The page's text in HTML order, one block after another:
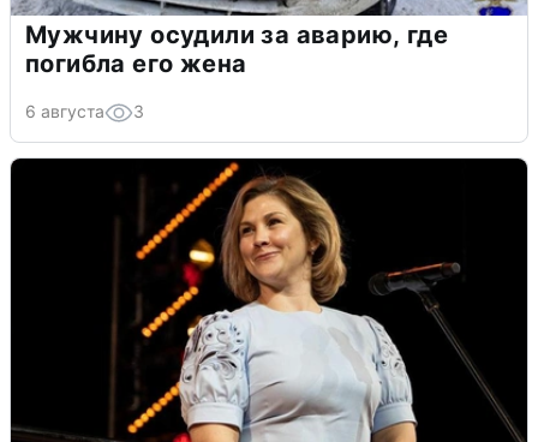
Мужчину осудили за аварию, где
погибла его жена
6 августа 3